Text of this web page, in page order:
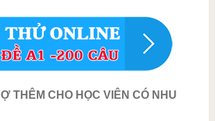
THÊM CHO HỌC VIÊN CÓ NHU